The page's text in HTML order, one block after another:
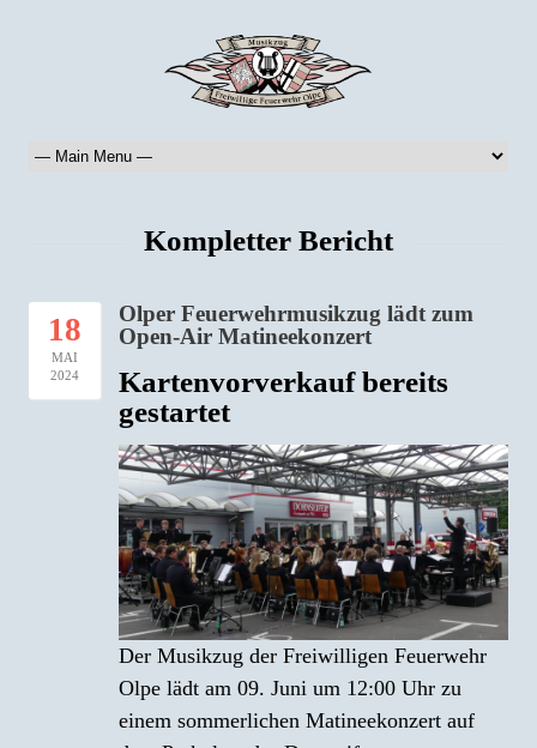
Kompletter Bericht
18
MAI
2024
Olper Feuerwehrmusikzug lädt zum
Open-Air Matineekonzert
Kartenvorverkauf bereits
gestartet
Der Musikzug der Freiwilligen Feuerwehr
Olpe lädt am 09. Juni um 12:00 Uhr zu
einem sommerlichen Matineekonzert auf